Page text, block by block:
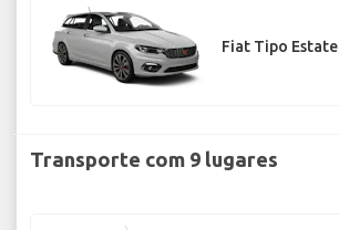
Fiat Tipo Estate
Transporte com 9 lugares